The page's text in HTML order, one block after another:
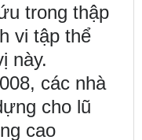
trong thập
vi tập thể
này.
các nhà
cho lũ
cao